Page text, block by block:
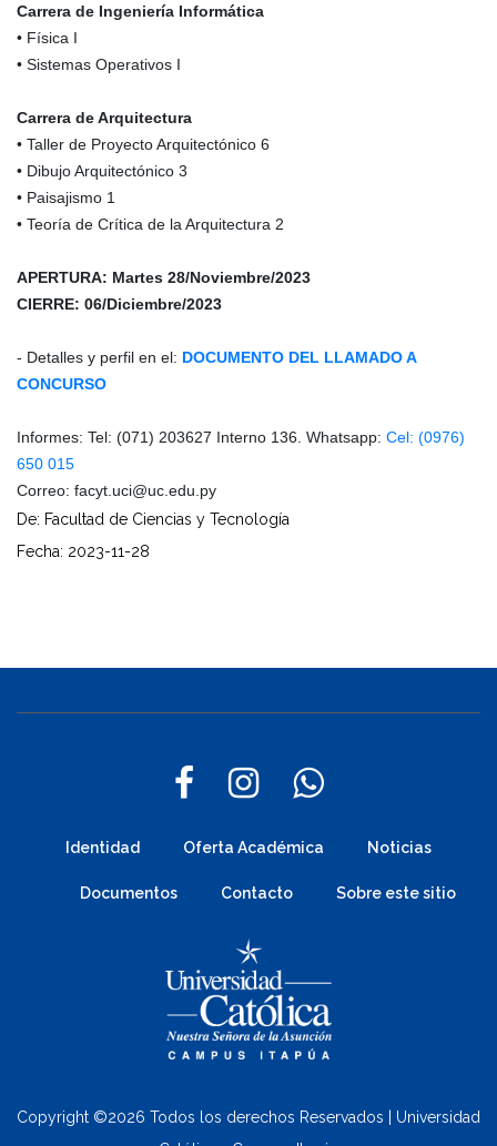
Carrera de Ingeniería Informática
• Física I
• Sistemas Operativos I
Carrera de Arquitectura
• Taller de Proyecto Arquitectónico 6
• Dibujo Arquitectónico 3
• Paisajismo 1
• Teoría de Crítica de la Arquitectura 2
APERTURA: Martes 28/Noviembre/2023
CIERRE: 06/Diciembre/2023
- Detalles y perfil en el: DOCUMENTO DEL LLAMADO A
CONCURSO
Informes: Tel: (071) 203627 Interno 136. Whatsapp: Cel: (0976)
650 015
Correo: facyt.uci@uc.edu.py
De: Facultad de Ciencias y Tecnología
Fecha: 2023-11-28
Identidad Oferta Académica Noticias
Documentos Contacto Sobre este sitio
Copyright ©2026 Todos los derechos Reservados | Universidad